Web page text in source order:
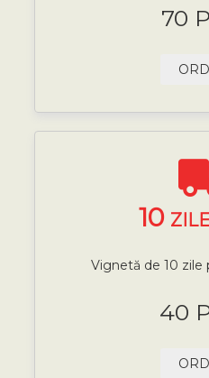
70
10
Vignetă de 10 zile
40